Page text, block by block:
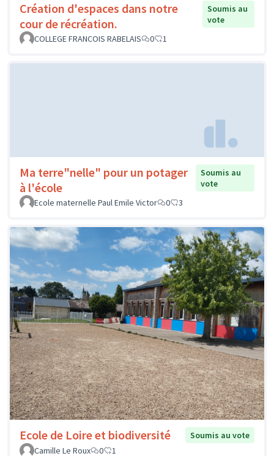
Création d'espaces dans notre
cour de récréation.
Soumis au
vote
COLLEGE FRANCOIS RABELAIS
0 1
Ma terre"nelle" pour un potager
à l'école
Soumis au
vote
Ecole maternelle Paul Emile Victor
0 3
Ecole de Loire et biodiversité
Soumis au vote
Camille Le Roux
0 1